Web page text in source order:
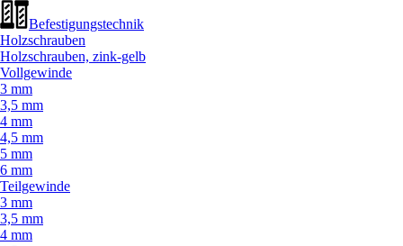
Befestigungstechnik
Holzschrauben
Holzschrauben, zink-gelb
Vollgewinde
3 mm
3,5 mm
4 mm
4,5 mm
5 mm
6 mm
Teilgewinde
3 mm
3,5 mm
4 mm